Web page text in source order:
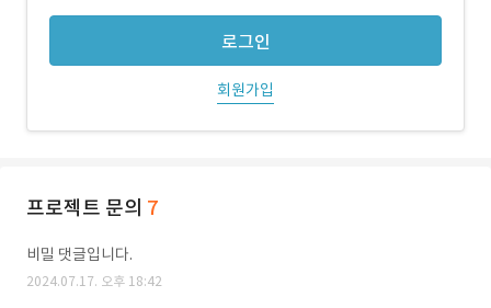
로그인
회원가입
프로젝트 문의 7
비밀 댓글입니다.
2024.07.17. 오후 18:42